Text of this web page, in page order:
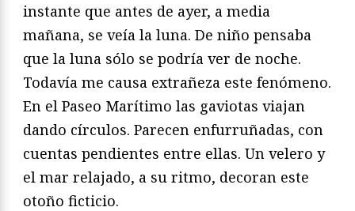
instante que antes de ayer, a media
mañana, se veía la luna. De niño pensaba
que la luna sólo se podría ver de noche.
Todavía me causa extrañeza este fenómeno.
En el Paseo Marítimo las gaviotas viajan
dando círculos. Parecen enfurruñadas, con
cuentas pendientes entre ellas. Un velero y
el mar relajado, a su ritmo, decoran este
otoño ficticio.